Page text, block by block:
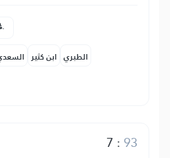
ابن كثير الطبري
7 :93